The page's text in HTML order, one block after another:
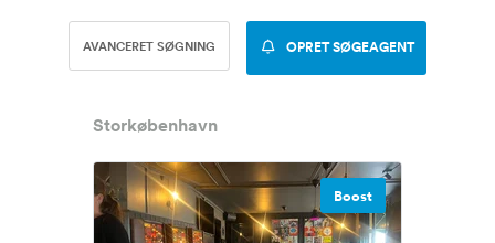
AVANCERET SØGNING OPRET SØGEAGENT
Storkøbenhavn
Boost